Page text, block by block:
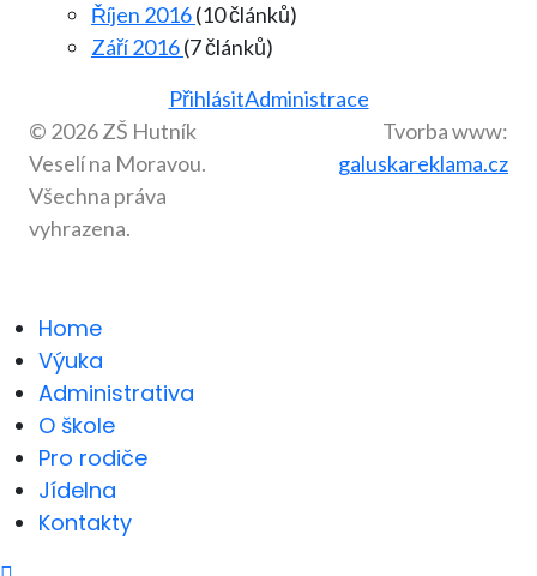
Říjen 2016(10 článků)
Září 2016(7 článků)
PřihlásitAdministrace
© 2026 ZŠ Hutník
Veselí na Moravou.
Všechna práva
vyhrazena.
Tvorba www:
galuskareklama.cz
Home
Výuka
Administrativa
O škole
Pro rodiče
Jídelna
Kontakty